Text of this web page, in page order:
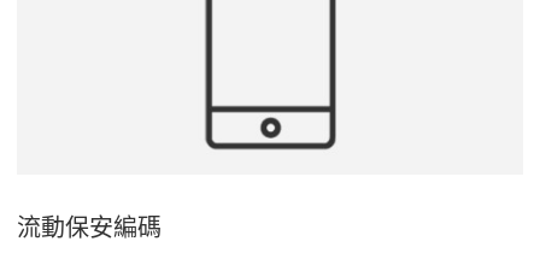
流動保安編碼